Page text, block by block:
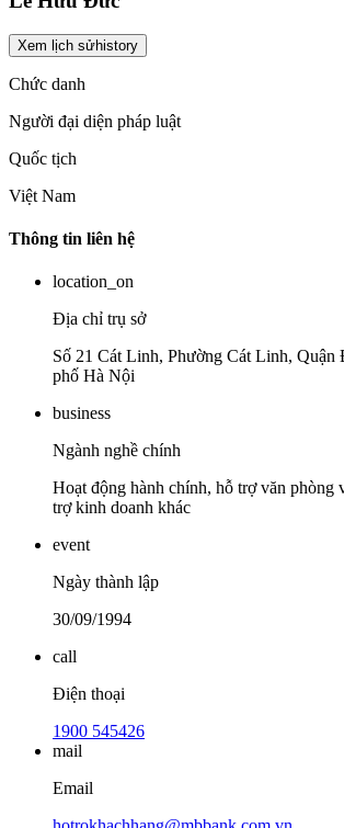
Xem lịch sửhistory
Chức danh
Người đại diện pháp luật
Quốc tịch
Việt Nam
Thông tin liên hệ
location_on
Địa chỉ trụ sở
Số 21 Cát Linh, Phường Cát Linh,
phố Hà Nội
business
Ngành nghề chính
Hoạt động hành chính, hỗ trợ văn phòng
trợ kinh doanh khác
event
Ngày thành lập
30/09/1994
call
Điện thoại
1900 545426
mail
Email